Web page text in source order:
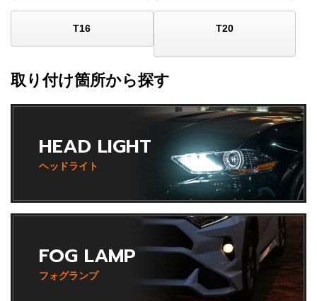
T16 T20
取り付け箇所から探す
HEAD LIGHT
ヘッドライト
FOG LAMP
フォグランプ